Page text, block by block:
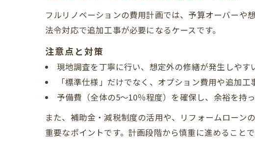
フルリノベーションの費用計画では、予算オーバーや
法令対応で追加工事が必要になるケースです。
注意点と対策
現地調査を丁寧に行い、想定外の修繕が発生しやす
「標準仕様」だけでなく、オプション費用や追加
予備費（全体の5〜10％程度）を確保し、余裕を持
また、補助金・減税制度の活用や、リフォームローン
重要なポイントです。計画段階から慎重に進めること